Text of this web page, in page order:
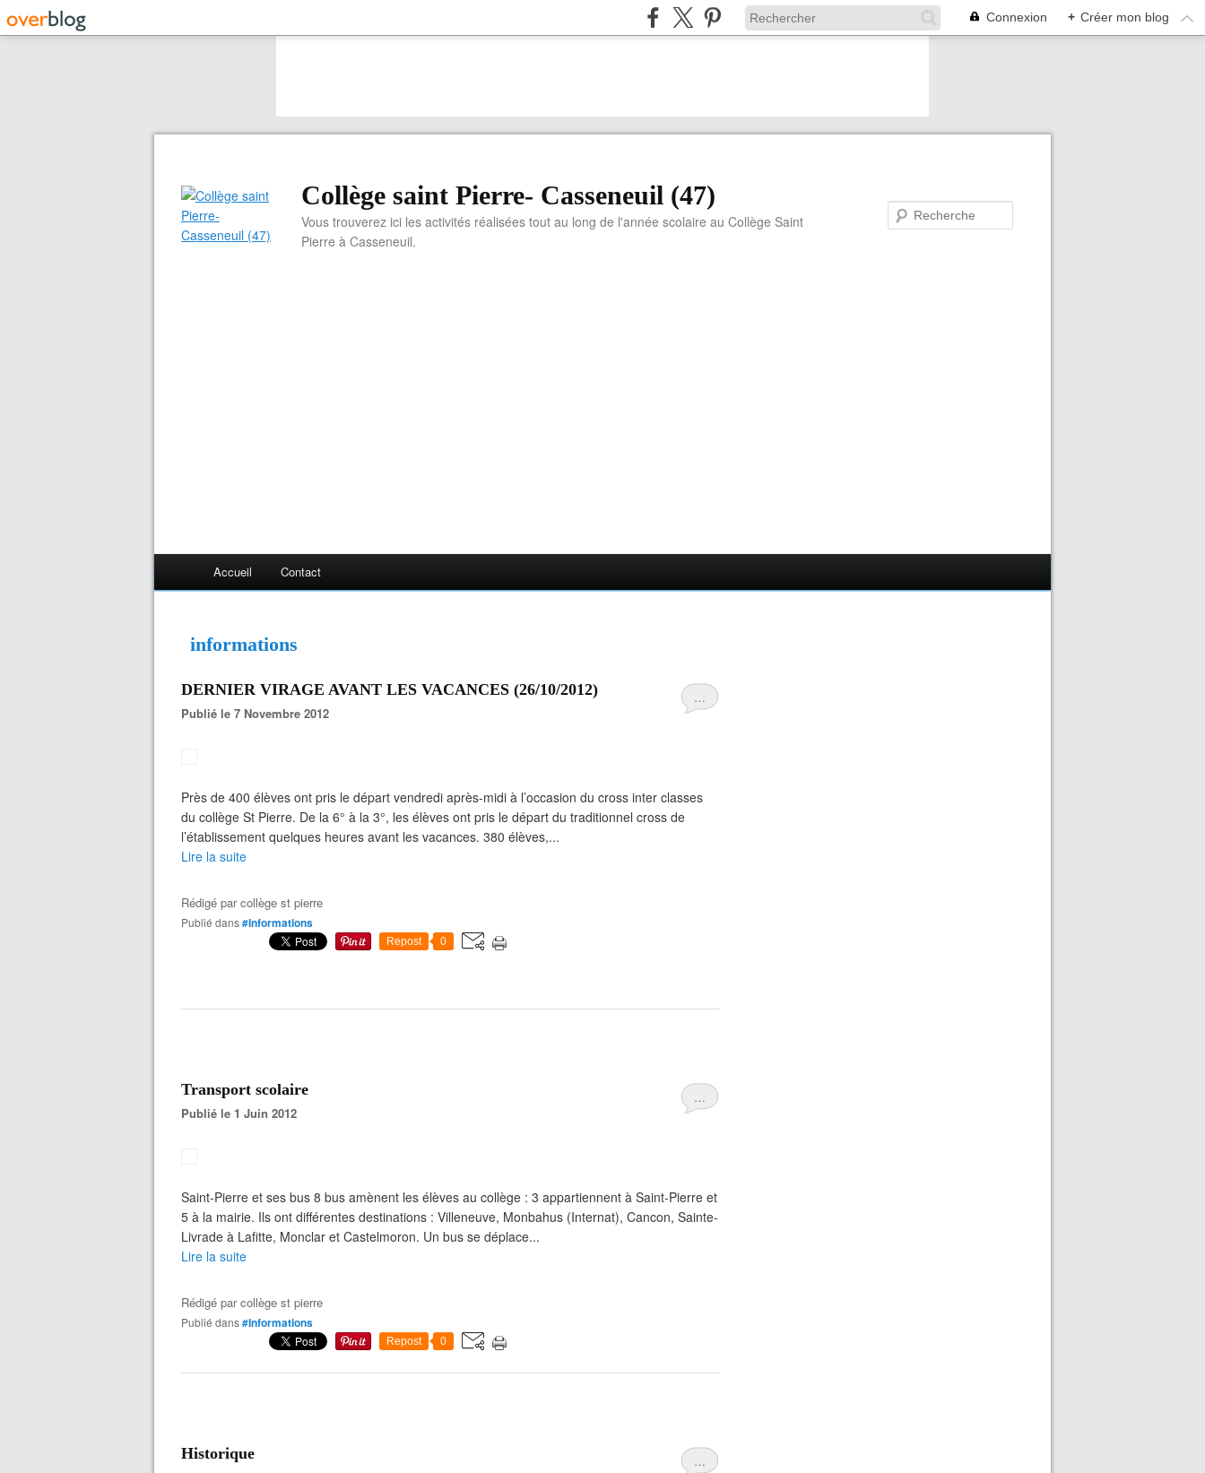
Connexion + Créer mon blog
Collège saint Pierre- Casseneuil (47)
Vous trouverez ici les activités réalisées tout au long de l'année scolaire au Collège Saint
Pierre à Casseneuil.
Accueil Contact
informations
…
DERNIER VIRAGE AVANT LES VACANCES (26/10/2012)
Publié le 7 Novembre 2012
Près de 400 élèves ont pris le départ vendredi après-midi à l’occasion du cross inter classes
du collège St Pierre. De la 6° à la 3°, les élèves ont pris le départ du traditionnel cross de
l’établissement quelques heures avant les vacances. 380 élèves,...
Lire la suite
Rédigé parcollège st pierre
Publié dans#Informations
Repost 0
…
Transport scolaire
Publié le 1 Juin 2012
Saint-Pierre et ses bus 8 bus amènent les élèves au collège : 3 appartiennent à Saint-Pierre et
5 à la mairie. Ils ont différentes destinations : Villeneuve, Monbahus (Internat), Cancon, Sainte-
Livrade à Lafitte, Monclar et Castelmoron. Un bus se déplace...
Lire la suite
Rédigé parcollège st pierre
Publié dans#Informations
Repost 0
…
Historique